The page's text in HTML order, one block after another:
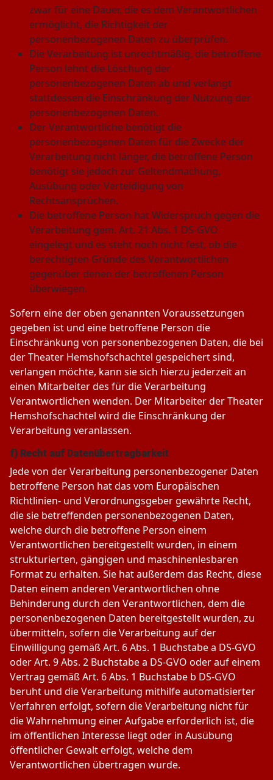
zwar für eine Dauer, die es dem Verantwortlichen
ermöglicht, die Richtigkeit der
personenbezogenen Daten zu überprüfen.
Die Verarbeitung ist unrechtmäßig, die betroffene
Person lehnt die Löschung der
personenbezogenen Daten ab und verlangt
stattdessen die Einschränkung der Nutzung der
personenbezogenen Daten.
Der Verantwortliche benötigt die
personenbezogenen Daten für die Zwecke der
Verarbeitung nicht länger, die betroffene Person
benötigt sie jedoch zur Geltendmachung,
Ausübung oder Verteidigung von
Rechtsansprüchen.
Die betroffene Person hat Widerspruch gegen die
Verarbeitung gem. Art. 21 Abs. 1 DS-GVO
eingelegt und es steht noch nicht fest, ob die
berechtigten Gründe des Verantwortlichen
gegenüber denen der betroffenen Person
überwiegen.
Sofern eine der oben genannten Voraussetzungen
gegeben ist und eine betroffene Person die
Einschränkung von personenbezogenen Daten, die bei
der Theater Hemshofschachtel gespeichert sind,
verlangen möchte, kann sie sich hierzu jederzeit an
einen Mitarbeiter des für die Verarbeitung
Verantwortlichen wenden. Der Mitarbeiter der Theater
Hemshofschachtel wird die Einschränkung der
Verarbeitung veranlassen.
f) Recht auf Datenübertragbarkeit
Jede von der Verarbeitung personenbezogener Daten
betroffene Person hat das vom Europäischen
Richtlinien- und Verordnungsgeber gewährte Recht,
die sie betreffenden personenbezogenen Daten,
welche durch die betroffene Person einem
Verantwortlichen bereitgestellt wurden, in einem
strukturierten, gängigen und maschinenlesbaren
Format zu erhalten. Sie hat außerdem das Recht, diese
Daten einem anderen Verantwortlichen ohne
Behinderung durch den Verantwortlichen, dem die
personenbezogenen Daten bereitgestellt wurden, zu
übermitteln, sofern die Verarbeitung auf der
Einwilligung gemäß Art. 6 Abs. 1 Buchstabe a DS-GVO
oder Art. 9 Abs. 2 Buchstabe a DS-GVO oder auf einem
Vertrag gemäß Art. 6 Abs. 1 Buchstabe b DS-GVO
beruht und die Verarbeitung mithilfe automatisierter
Verfahren erfolgt, sofern die Verarbeitung nicht für
die Wahrnehmung einer Aufgabe erforderlich ist, die
im öffentlichen Interesse liegt oder in Ausübung
öffentlicher Gewalt erfolgt, welche dem
Verantwortlichen übertragen wurde.